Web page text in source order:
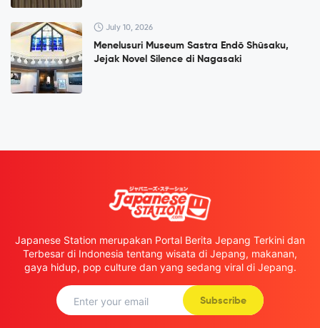
July 10, 2026
Menelusuri Museum Sastra Endō Shūsaku,
Jejak Novel Silence di Nagasaki
Japanese Station merupakan Portal Berita Jepang Terkini dan
Terbesar di Indonesia tentang wisata di Jepang, makanan,
gaya hidup, pop culture dan yang sedang viral di Jepang.
Subscribe